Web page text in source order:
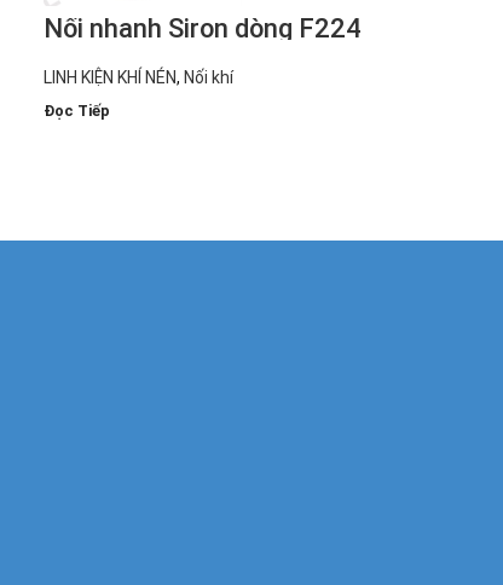
Nối nhanh Siron dòng F224
LINH KIỆN KHÍ NÉN, Nối khí
Đọc Tiếp